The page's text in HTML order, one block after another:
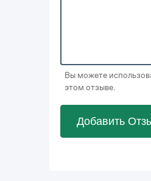
Вы можете
этом отзыве.
Добавить